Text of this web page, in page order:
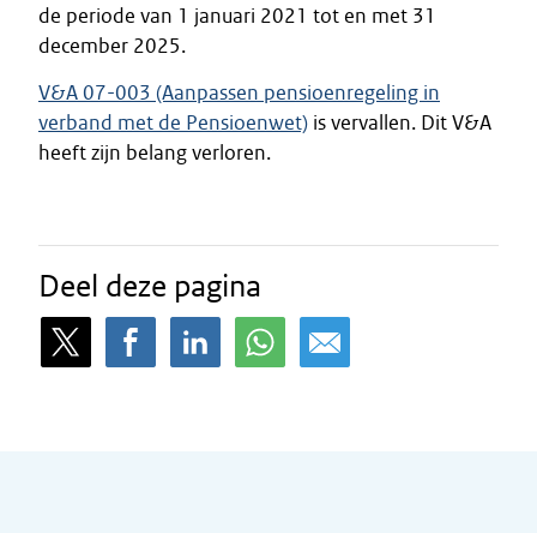
de periode van 1 januari 2021 tot en met 31
december 2025.
V&A 07-003 (Aanpassen pensioenregeling in
verband met de Pensioenwet) is vervallen. Dit V&A
heeft zijn belang verloren.
Deel deze pagina